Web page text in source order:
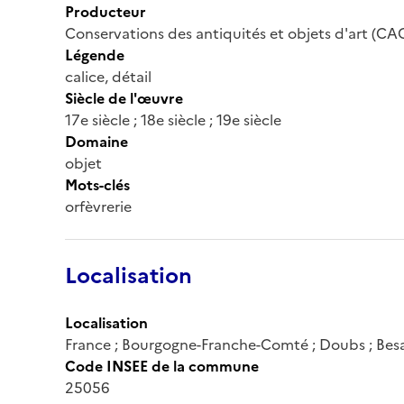
Producteur
Conservations des antiquités et objets d'art
Légende
calice, détail
Siècle de l'œuvre
17e siècle ; 18e siècle ; 19e siècle
Domaine
objet
Mots-clés
orfèvrerie
Localisation
Localisation
France ; Bourgogne-Franche-Comté ; Doubs ;
Code INSEE de la commune
25056